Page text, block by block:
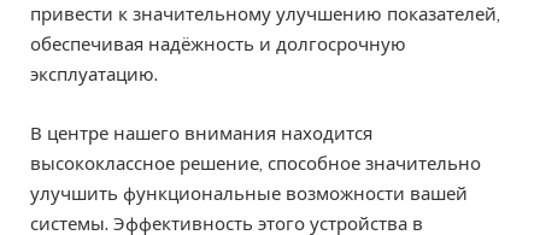
привести к значительному улучшению показателей,
обеспечивая надёжность и долгосрочную
эксплуатацию.
В центре нашего внимания находится
высококлассное решение, способное значительно
улучшить функциональные возможности вашей
системы. Эффективность этого устройства в